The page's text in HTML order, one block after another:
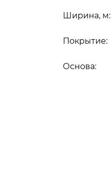
Ширина, м:
Основа:
Покрытие: